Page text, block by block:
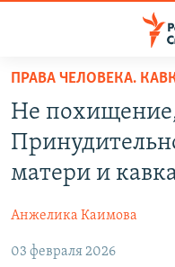
упрощенного
доступа
Вернуться
основному
Вернутся
АВТОРСКИЕ ПРОЕКТЫ
МНЕНИЯ
КУЛЬТУРА
ПРАВА ЧЕЛОВЕКА.
Не
матери и
Анжелика Каимова
03 февраля 2026